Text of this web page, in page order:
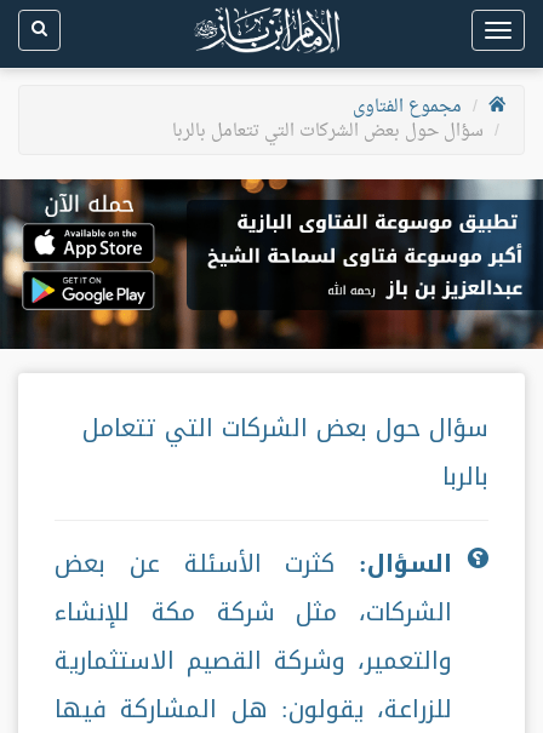
Toggle
navigation
مجموع الفتاوى
سؤال حول بعض الشركات التي تتعامل بالربا
سؤال حول بعض الشركات التي تتعامل
بالربا
السؤال: كثرت الأسئلة عن بعض
الشركات، مثل شركة مكة للإنشاء
والتعمير، وشركة القصيم الاستثمارية
للزراعة، يقولون: هل المشاركة فيها